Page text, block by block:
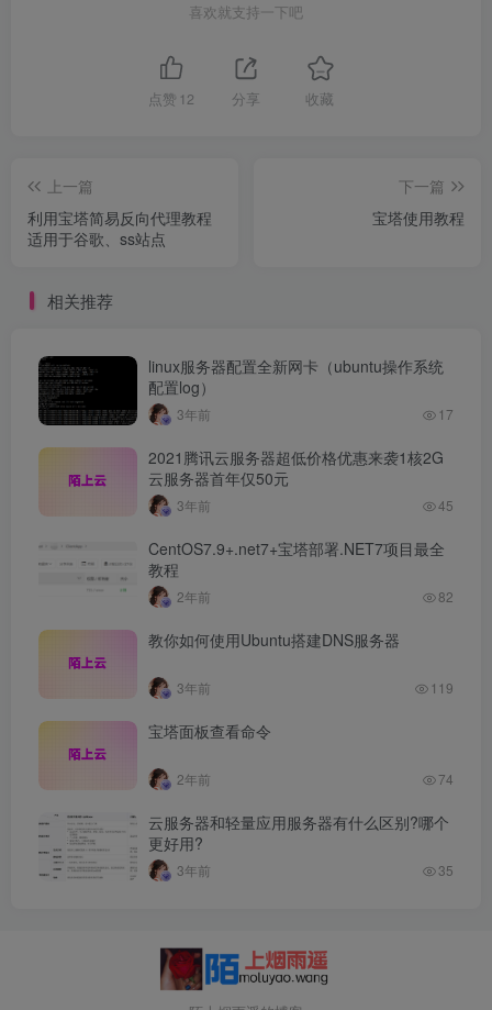
喜欢就支持一下吧
点赞 12 分享 收藏
上一篇
利用宝塔简易反向代理教程
适用于谷歌、ss站点
下一篇
宝塔使用教程
相关推荐
linux服务器配置全新网卡（ubuntu操作系统
配置log）
3年前 17
2021腾讯云服务器超低价格优惠来袭1核2G
云服务器首年仅50元
3年前 45
CentOS7.9+.net7+宝塔部署.NET7项目最全
教程
2年前 82
教你如何使用Ubuntu搭建DNS服务器
3年前 119
宝塔面板查看命令
2年前 74
云服务器和轻量应用服务器有什么区别?哪个
更好用?
3年前 35